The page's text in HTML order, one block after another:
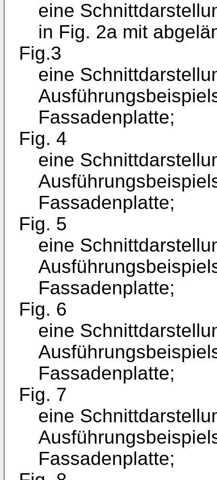
eine
in Fig. 2a mit
Fig.3
eine
Fassadenplatte;
Fig. 4
eine
Fassadenplatte;
Fig. 5
eine
Fassadenplatte;
Fig. 6
eine
Fassadenplatte;
Fig. 7
eine
Fassadenplatte;